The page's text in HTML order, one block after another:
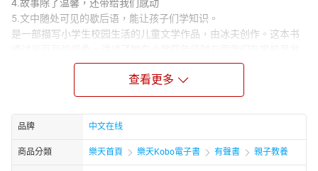
4.故事除了温馨，还带给我们感动
5.文中随处可见的歇后语，能让孩子们学知识。
是一部描写小学生校园生活的儿童文学作品，由冰夫创作。这本书
生的一系列有趣的事情。米豆豆是一个学习成绩优良的女同学，性
格强势，担任班上的女班长。书中描述了米豆豆和她的朋友们如何
帮助班上的同学解决各种问题，展现了孩子们的友情、互助和成
长。
查看更多
品牌 中文在线
商品分類 樂天首頁 樂天Kobo電子書 有聲書 親子教養